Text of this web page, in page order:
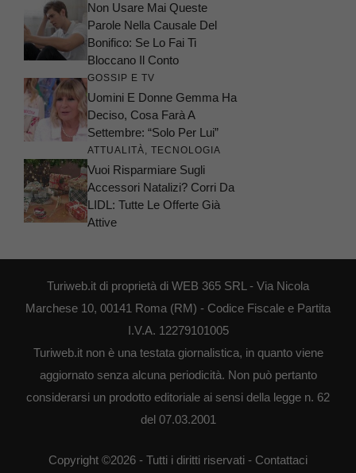
Non Usare Mai Queste
Parole Nella Causale Del
Bonifico: Se Lo Fai Ti
Bloccano Il Conto
GOSSIP E TV
Uomini E Donne Gemma Ha
Deciso, Cosa Farà A
Settembre: “Solo Per Lui”
ATTUALITÀ, TECNOLOGIA
Vuoi Risparmiare Sugli
Accessori Natalizi? Corri Da
LIDL: Tutte Le Offerte Già
Attive
Turiweb.it di proprietà di WEB 365 SRL - Via Nicola
Marchese 10, 00141 Roma (RM) - Codice Fiscale e Partita
I.V.A. 12279101005
Turiweb.it non è una testata giornalistica, in quanto viene
aggiornato senza alcuna periodicità. Non può pertanto
considerarsi un prodotto editoriale ai sensi della legge n. 62
del 07.03.2001
Copyright ©2026 - Tutti i diritti riservati - Contattaci